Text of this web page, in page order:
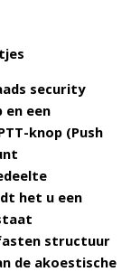
security
en een
knop (Push
het u een
structuur
de akoestische